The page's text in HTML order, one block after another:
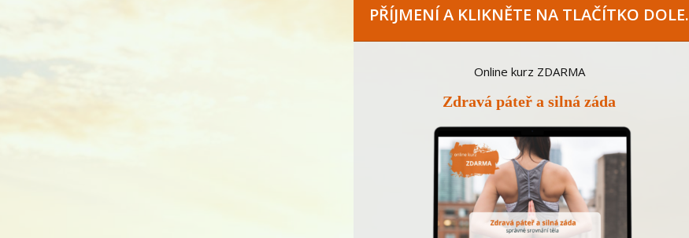
PŘÍJMENÍ A KLIKNĚTE NA TLAČÍTKO DOLE.
Online kurz ZDARMA
Zdravá páteř a silná záda